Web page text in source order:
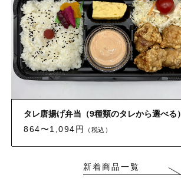
タレ唐揚げ弁当（9種類のタレから選べる）
864〜1,094円
（税込）
新着商品一覧
ポーク玉子おにぎり
軽食
キッズメニュー
ベジタリアンメニュー
その他メニュー
パン各種
ポーク玉子おにぎり
軽食
キッズメニュー
ベジタリアンメニュー
ぶぶ漬け